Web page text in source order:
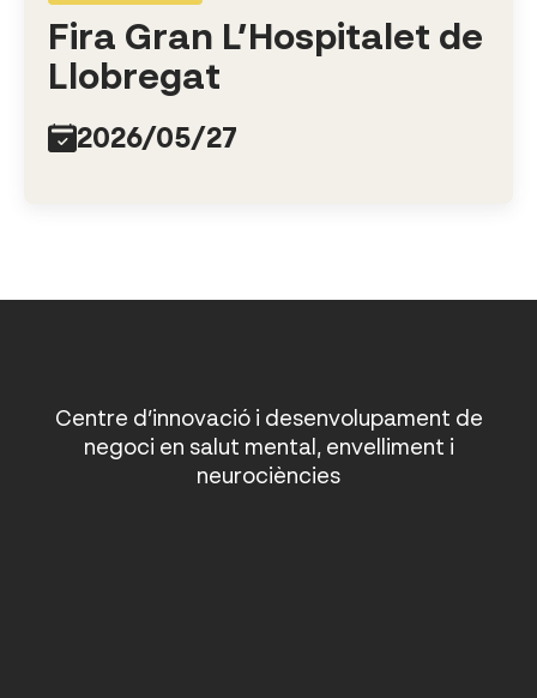
Fira Gran L’Hospitalet de
Llobregat
2026/05/27
Centre d’innovació i desenvolupament de
negoci en salut mental, envelliment i
neurociències